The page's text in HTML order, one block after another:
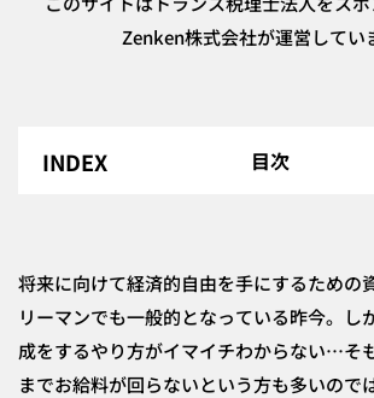
Zenken株式会社が運営してい
目次
将来に向けて経済的自由を手にするための
リーマンでも一般的となっている昨今。し
成をするやり方がイマイチわからない…そ
までお給料が回らないという方も多いので